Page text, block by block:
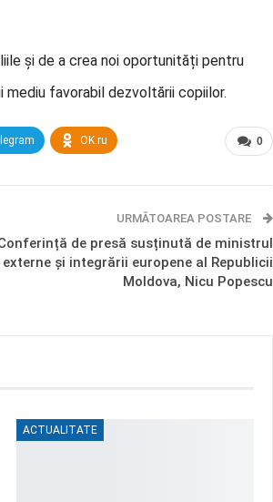
și de a crea noi oportunități pentru
mediu favorabil dezvoltării copiilor.
0
OK.ru
URMĂTOAREA POSTARE
de presă susținută de ministrul
și integrării europene al Republicii
Moldova, Nicu Popescu
ACTUALITATE